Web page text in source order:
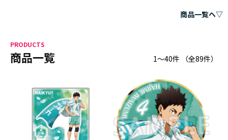
薬屋のひとりごと 夏の園遊会2026
アニメ『僕のヒーローアカデミア』10周年
ハイキュー!!ジャージ＆ユニフォーム
商品一覧へ▽
PRODUCTS
商品一覧 1～40件 （全89件）